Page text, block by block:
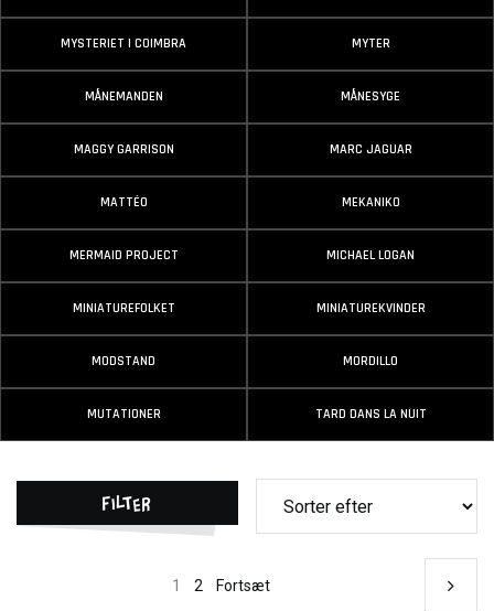
MYSTERIET I COIMBRA MYTER
MÅNEMANDEN MÅNESYGE
MAGGY GARRISON MARC JAGUAR
MATTÉO MEKANIKO
MERMAID PROJECT MICHAEL LOGAN
MINIATUREFOLKET MINIATUREKVINDER
MODSTAND MORDILLO
MUTATIONER TARD DANS LA NUIT
Filter
1 2 Fortsæt